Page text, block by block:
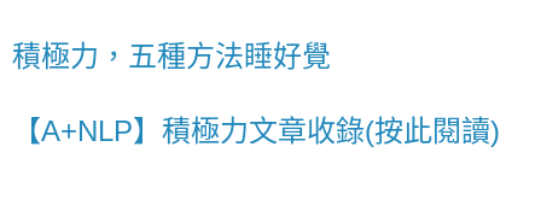
積極力，五種方法睡好覺
【A+NLP】積極力文章收錄(按此閱讀)